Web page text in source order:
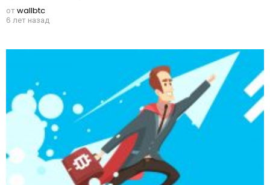
отwallbtc
6 лет назад